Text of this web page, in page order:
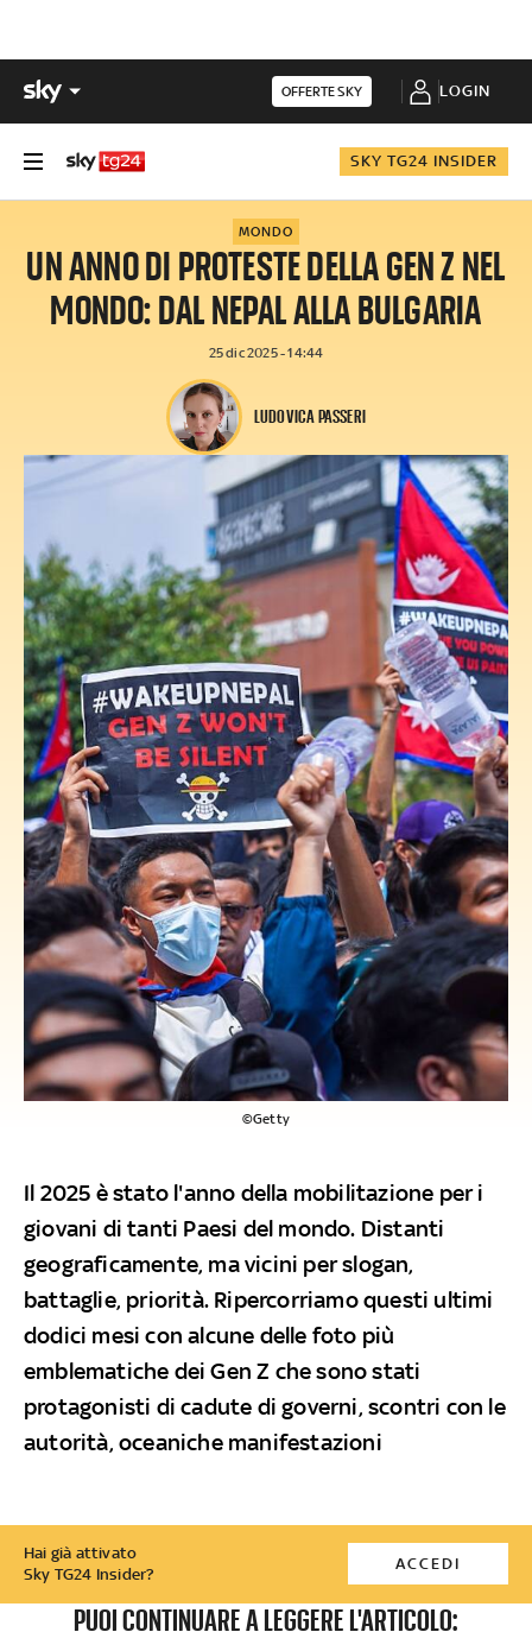
OFFERTE SKY LOGIN
SKY TG24 INSIDER
MONDO
UN ANNO DI PROTESTE DELLA GEN Z NEL
MONDO: DAL NEPAL ALLA BULGARIA
25 dic 2025 - 14:44
LUDOVICA PASSERI
©Getty
Il 2025 è stato l'anno della mobilitazione per i
giovani di tanti Paesi del mondo. Distanti
geograficamente, ma vicini per slogan,
battaglie, priorità. Ripercorriamo questi ultimi
dodici mesi con alcune delle foto più
emblematiche dei Gen Z che sono stati
protagonisti di cadute di governi, scontri con le
autorità, oceaniche manifestazioni
Hai già attivato
Sky TG24 Insider?
ACCEDI
PUOI CONTINUARE A LEGGERE L'ARTICOLO: